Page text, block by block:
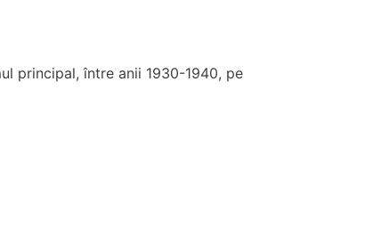
principal, între anii 1930-1940, pe